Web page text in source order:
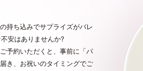
持ち込みでサプライズがバレ
安はありませんか?
予約いただくと、事前に「パ
き、お祝いのタイミングでご